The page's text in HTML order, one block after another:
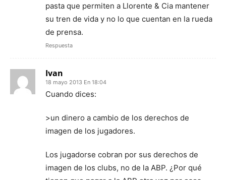
pasta que permiten a Llorente & Cia mantener
su tren de vida y no lo que cuentan en la rueda
de prensa.
Respuesta
Ivan
18 mayo 2013 En 18:04
Cuando dices:
>un dinero a cambio de los derechos de
imagen de los jugadores.
Los jugadorse cobran por sus derechos de
imagen de los clubs, no de la ABP. ¿Por qué